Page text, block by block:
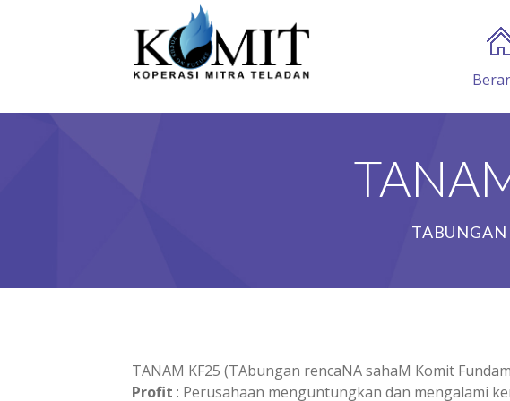
TANAM KF25 (TAbungan rencaNA sahaM Komit
Profit : Perusahaan menguntungkan dan mengalami